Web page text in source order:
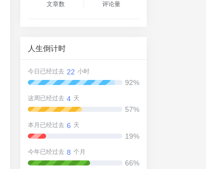
文章数 评论量
人生倒计时
今日已经过去 22 小时
92%
这周已经过去 4 天
57%
本月已经过去 6 天
19%
今年已经过去 8 个月
66%